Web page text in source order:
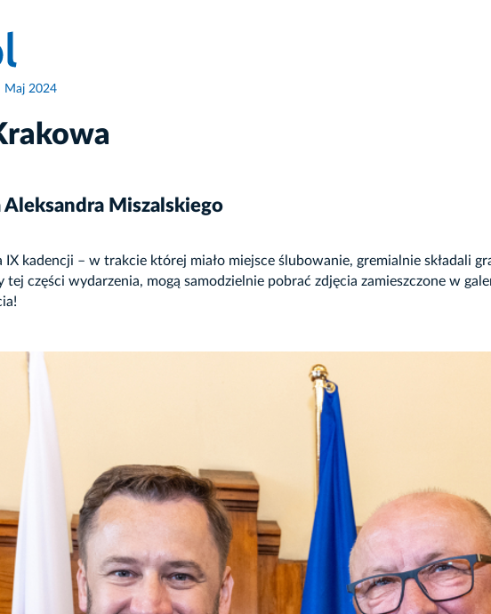
Maj 2024
Miszalskiego
kadencji – w trakcie której miało miejsce ślubowanie, gremialnie składali
części wydarzenia, mogą samodzielnie pobrać zdjęcia zamieszczone w